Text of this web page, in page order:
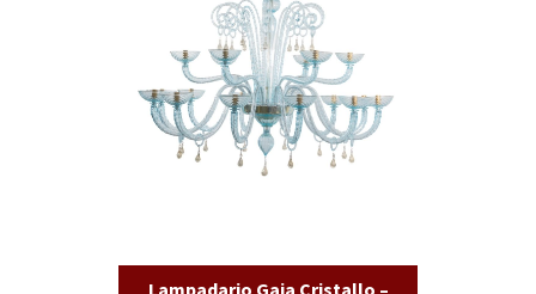
Lampadario Gaia Cristallo –